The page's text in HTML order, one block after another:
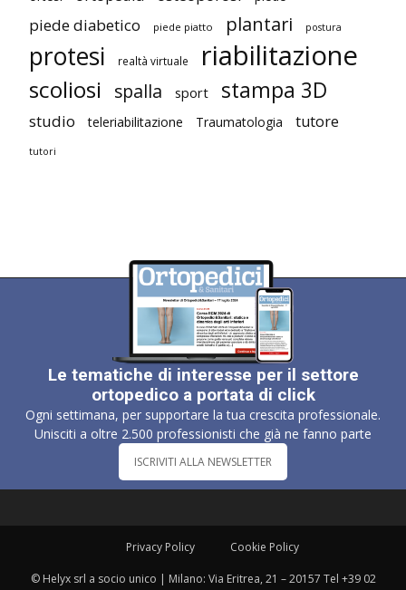
piede diabetico piede piatto plantari postura
protesi realtà virtuale riabilitazione
scoliosi spalla sport stampa 3D
studio teleriabilitazione Traumatologia tutore
tutori
Le tematiche di interesse per il settore
ortopedico a portata di click
Ogni settimana, per supportare la tua crescita professionale.
Unisciti a oltre 2.500 professionisti che già ne fanno parte
ISCRIVITI ALLA NEWSLETTER
Privacy Policy Cookie Policy
© Helyx srl a socio unico | Milano: Via Eritrea, 21 – 20157 Tel +39 02